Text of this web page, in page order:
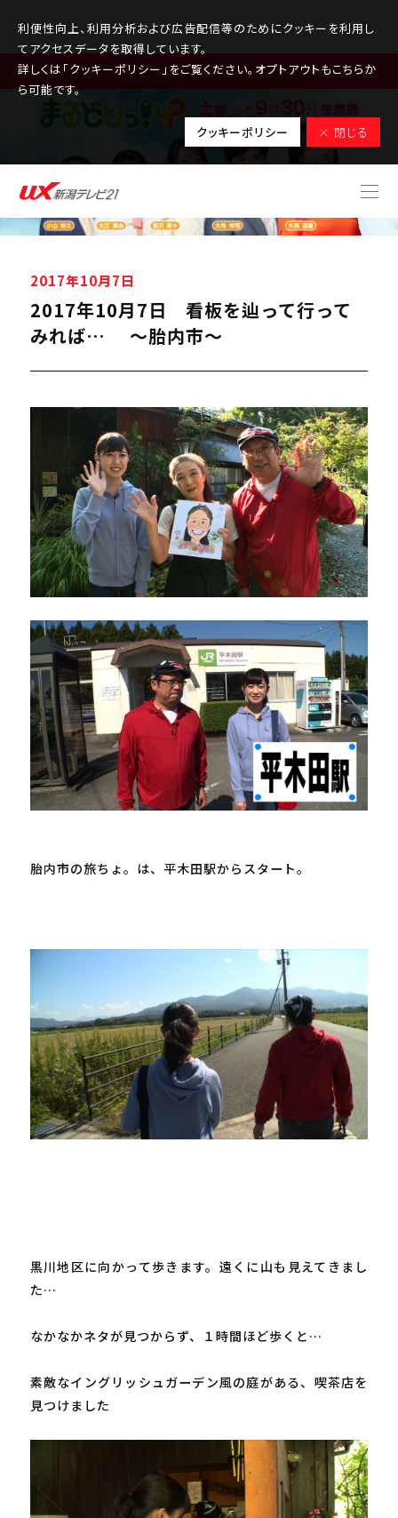
利便性向上、利用分析および広告配信等のためにクッキーを利用し
てアクセスデータを取得しています。
詳しくは「クッキーポリシー」をご覧ください。オプトアウトもこちらか
ら可能です。
クッキーポリシー × 閉じる
MENU
2017年10月7日
2017年10月7日 看板を辿って行って
みれば… ～胎内市～
胎内市の旅ちょ。は、平木田駅からスタート。
黒川地区に向かって歩きます。遠くに山も見えてきまし
た…
なかなかネタが見つからず、１時間ほど歩くと…
素敵なイングリッシュガーデン風の庭がある、喫茶店を
見つけました